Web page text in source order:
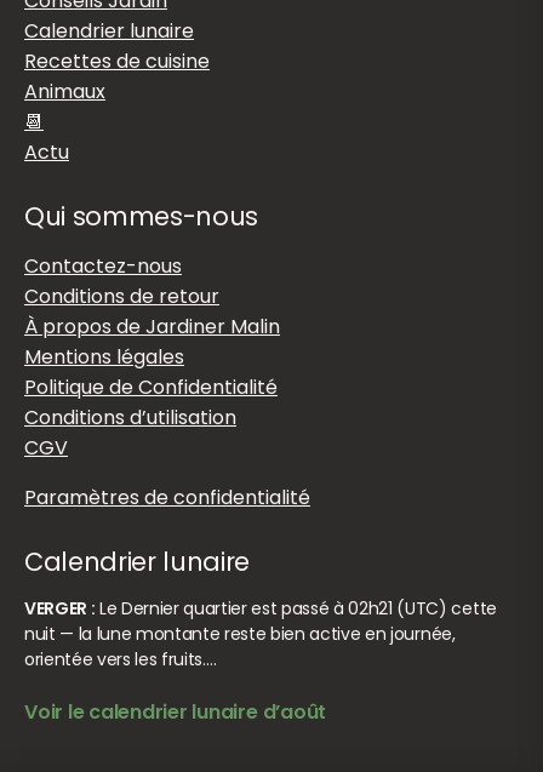
Calendrier lunaire
Recettes de cuisine
Animaux
📆
Actu
Qui sommes-nous
Contactez-nous
Conditions de retour
À propos de Jardiner Malin
Mentions légales
Politique de Confidentialité
Conditions d’utilisation
CGV
Paramètres de confidentialité
Calendrier lunaire
VERGER : Le Dernier quartier est passé à 02h21 (UTC) cette
nuit — la lune montante reste bien active en journée,
orientée vers les fruits.…
Voir le calendrier lunaire d’août